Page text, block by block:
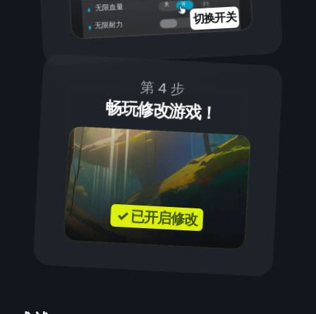
开
关
无限血量
无限耐力
切换开关
第 4 步
畅玩修改游戏！
✓ 已开启修改